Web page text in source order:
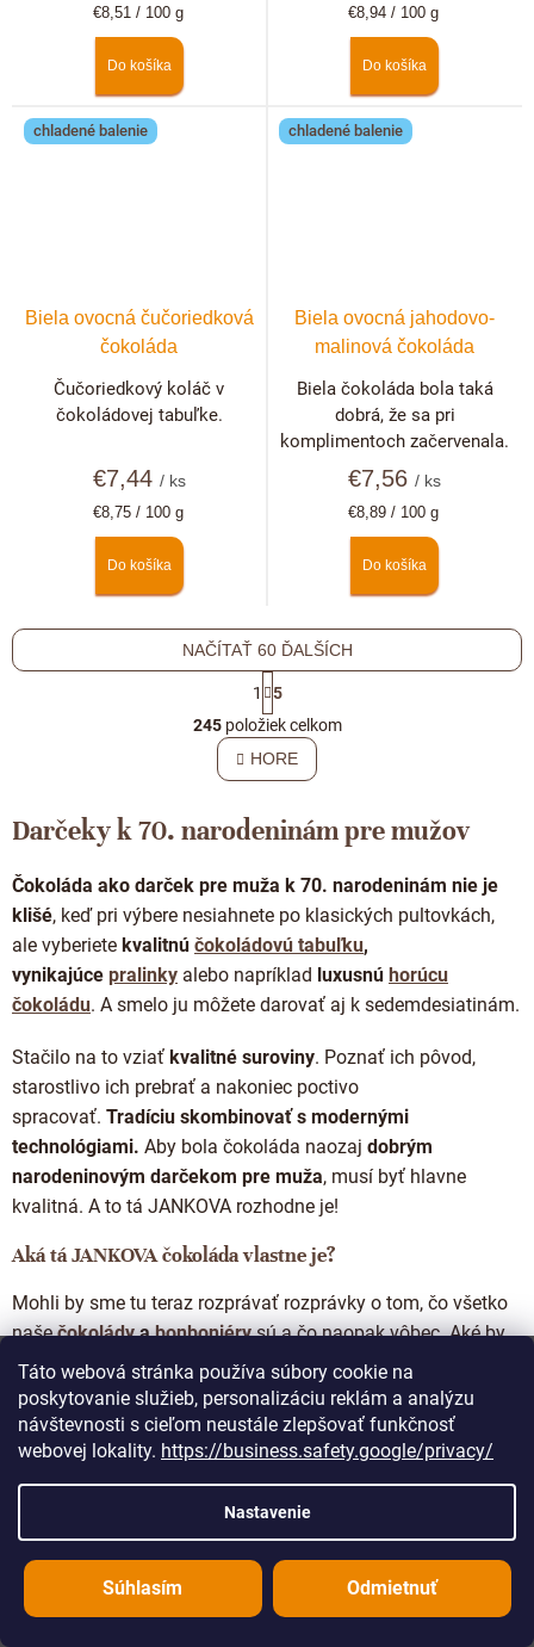
Táto webová stránka používa súbory cookie na
poskytovanie služieb, personalizáciu reklám a analýzu
návštevnosti s cieľom neustále zlepšovať funkčnosť
webovej lokality. https://business.safety.google/privacy/
Nastavenie
Odmietnuť
Súhlasím
Jednotková
€8,51 / 100 g
Do košíka
Jednotková
€8,94 / 100 g
Do košíka
chladené balenie
Biela ovocná čučoriedková
čokoláda
€7,44 / ks
Jednotková
€8,75 / 100 g
Do košíka
Čučoriedkový koláč v
čokoládovej tabuľke.
chladené balenie
Biela ovocná jahodovo-
malinová čokoláda
€7,56/ ks
Jednotková
€8,89 / 100 g
Do košíka
Biela čokoláda bola taká
dobrá, že sa pri
komplimentoch začervenala.
O
v
l
á
a
i
e
p
r
v
k
y
ý
p
i
s
u
NAČÍTAŤ 60 ĎALŠÍCH
S
t
r
á
n
k
v
a
i
1
5
245položiek celkom
HORE
Darčeky k 70. narodeninám pre mužov
Čokoláda ako darček pre muža k 70. narodeninám nie je
klišé, keď pri výbere nesiahnete po klasických pultovkách,
ale vyberiete kvalitnú čokoládovú tabuľku,
vynikajúce pralinky alebo napríklad luxusnú horúcu
čokoládu. A smelo ju môžete darovať aj k sedemdesiatinám.
Stačilo na to vziať kvalitné suroviny. Poznať ich pôvod,
starostlivo ich prebrať a nakoniec poctivo
spracovať. Tradíciu skombinovať s modernými
technológiami. Aby bola čokoláda naozaj dobrým
narodeninovým darčekom pre muža, musí byť hlavne
kvalitná. A to tá JANKOVA rozhodne je!
Aká tá JANKOVA čokoláda vlastne je?
Mohli by sme tu teraz rozprávať rozprávky o tom, čo všetko
naše čokolády a bonboniéry sú a čo naopak vôbec. Aké by
mali byť a čo od nich čakať. Ale prečo vás kŕmiť
slovami. Skúste to radšej na vlastný jazyk a
nebezpečenstvo. To, čo robíme, totiž spôsobuje okamžitú
závislosť na kvalitnej čokoláde.
Prečo JANKOVA čokoláda slová nepotrebuje?
Pretože jednoducho chutí tak, ako čokoláda chutiť má.A je
jedno, či ste si prišli pro
mliečnu alebobielu
Keď sme
sa
do tejto šialenosti pustili, vedeli sme jediné.